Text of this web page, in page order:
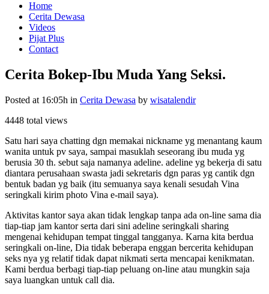
Home
Cerita Dewasa
Videos
Pijat Plus
Contact
Cerita Bokep-Ibu Muda Yang Seksi.
Posted at 16:05h in Cerita Dewasa by wisatalendir
4448 total views
Satu hari saya chatting dgn memakai nickname yg menantang kaum
wanita untuk pv saya, sampai masuklah seseorang ibu muda yg
berusia 30 th. sebut saja namanya adeline. adeline yg bekerja di satu
diantara perusahaan swasta jadi sekretaris dgn paras yg cantik dgn
bentuk badan yg baik (itu semuanya saya kenali sesudah Vina
seringkali kirim photo Vina e-mail saya).
Aktivitas kantor saya akan tidak lengkap tanpa ada on-line sama dia
tiap-tiap jam kantor serta dari sini adeline seringkali sharing
mengenai kehidupan tempat tinggal tangganya. Karna kita berdua
seringkali on-line, Dia tidak beberapa enggan bercerita kehidupan
seks nya yg relatif tidak dapat nikmati serta mencapai kenikmatan.
Kami berdua berbagi tiap-tiap peluang on-line atau mungkin saja
saya luangkan untuk call dia.